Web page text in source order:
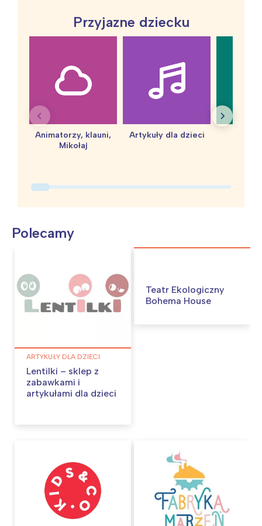
Przyjazne dziecku
Animatorzy, klauni,
Mikołaj
Artykuły dla dzieci
Polecamy
ARTYKUŁY DLA DZIECI
Lentilki – sklep z
zabawkami i
artykułami dla dzieci
Teatr Ekologiczny
Bohema House
Interesują mnie wydarzenia z
tego regionu:
Trójmiasto
Poznań
Wrocław
Kraków
Południe
Północ
Wszystkie